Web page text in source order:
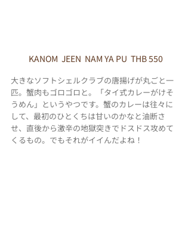
KANOM  JEEN  NAM YA PU  THB 550
大きなソフトシェルクラブの唐揚げが丸ごと一
匹。蟹肉もゴロゴロと。「タイ式カレーがけそ
うめん」というやつです。蟹のカレーは往々に
して、最初のひとくちは甘いのかなと油断さ
せ、直後から激辛の地獄突きでドスドス攻めて
くるもの。でもそれがイイんだよね！